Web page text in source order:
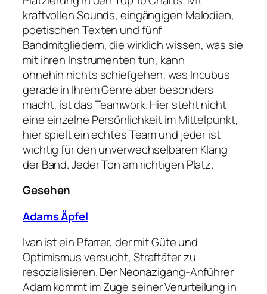
kraftvollen Sounds, eingängigen Melodien,
poetischen Texten und fünf
Bandmitgliedern, die wirklich wissen, was sie
mit ihren Instrumenten tun, kann
ohnehin nichts schiefgehen; was Incubus
gerade in Ihrem Genre aber besonders
macht, ist das Teamwork. Hier steht nicht
eine einzelne Persönlichkeit im Mittelpunkt,
hier spielt ein echtes Team und jeder ist
wichtig für den unverwechselbaren Klang
der Band. Jeder Ton am richtigen Platz.
Gesehen
Adams Äpfel
Ivan ist ein Pfarrer, der mit Güte und
Optimismus versucht, Straftäter zu
resozialisieren. Der Neonazigang-Anführer
Adam kommt im Zuge seiner Verurteilung in